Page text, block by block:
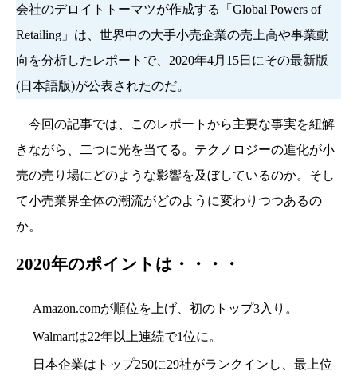
会社のデロイトトーマツが作成する「Global Powers of
Retailing」は、世界中の大手小売企業の売上高や事業動
向を分析したレポートで、2020年4月15日にその最新版
(日本語版)が公表されたのだ。
今回の記事では、このレポートから主要な事実を紐解
きながら、二つに光を当てる。テクノロジーの進化が小
売の売り場にどのような影響を及ぼしているのか。そし
て小売業界全体の潮流がどのように変わりつつあるの
か。
2020年のポイントは・・・・
Amazon.comが順位を上げ、初のトップ3入り。
Walmartは22年以上連続で1位に。
日本企業はトップ250に29社がランクインし、最上位